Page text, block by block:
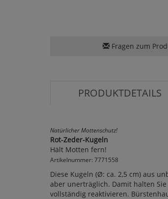
Fragen zum
PRODUKTDETAILS
Natürlicher Mottenschutz!
Rot-Zeder-Kugeln
Hält Motten fern!
Artikelnummer: 7771558
Diese Kugeln (Ø: ca. 2,5 cm) aus
aber unerträglich. Damit halten
vollständig reaktivieren.